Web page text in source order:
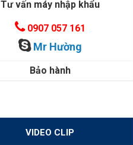
Tư vấn máy nhập khẩu
0907 057 161
Mr Hường
Bảo hành
VIDEO CLIP